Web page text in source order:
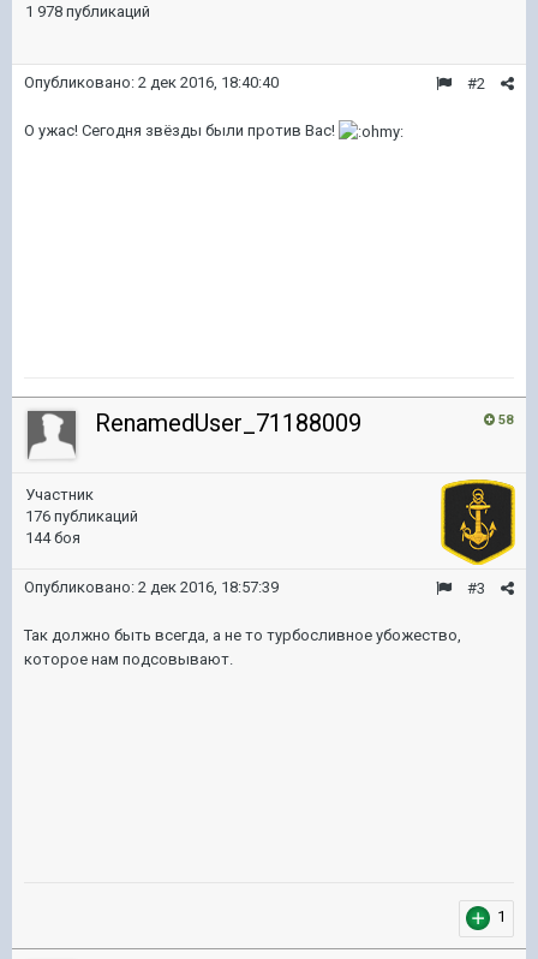
1 978 публикаций
#2
Опубликовано: 2 дек 2016, 18:40:40
О ужас! Сегодня звёзды были против Вас!
58
RenamedUser_71188009
Участник
176 публикаций
144 боя
#3
Опубликовано: 2 дек 2016, 18:57:39
Так должно быть всегда, а не то турбосливное убожество,
которое нам подсовывают.
1